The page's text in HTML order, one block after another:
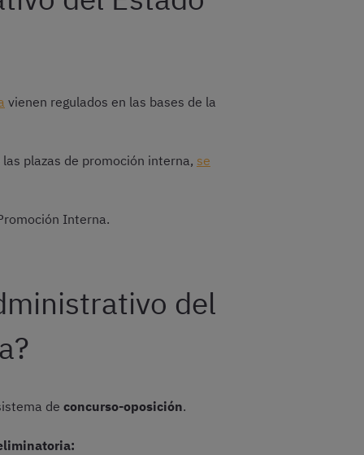
vienen regulados en las bases de la
plazas de promoción interna, se
Interna.
del
de concurso-oposición.